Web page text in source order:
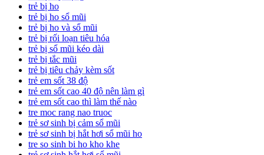
trẻ bị ho
trẻ bị ho sổ mũi
trẻ bị ho và sổ mũi
trẻ bị rối loạn tiêu hóa
trẻ bị sổ mũi kéo dài
trẻ bị tắc mũi
trẻ bị tiêu chảy kèm sốt
trẻ em sốt 38 độ
trẻ em sốt cao 40 độ nên làm gì
trẻ em sốt cao thì làm thế nào
tre moc rang nao truoc
trẻ sơ sinh bị cảm sổ mũi
trẻ sơ sinh bị hắt hơi sổ mũi ho
tre so sinh bi ho kho khe